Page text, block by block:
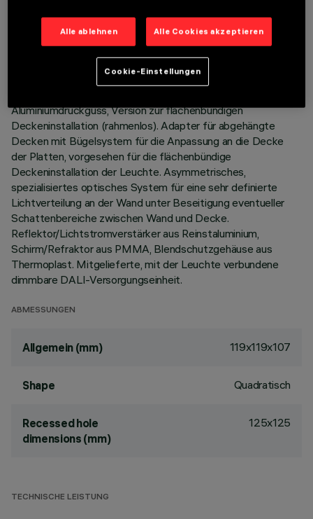
Lampe Neutral White. System zur passiven Wärmeableitung.
Aluminiumdruckguss, Version zur flächenbündigen
Deckeninstallation (rahmenlos). Adapter für abgehängte
Decken mit Bügelsystem für die Anpassung an die Decke
der Platten, vorgesehen für die flächenbündige
Deckeninstallation der Leuchte. Asymmetrisches,
spezialisiertes optisches System für eine sehr definierte
Lichtverteilung an der Wand unter Beseitigung eventueller
Schattenbereiche zwischen Wand und Decke.
Reflektor/Lichtstromverstärker aus Reinstaluminium,
Schirm/Refraktor aus PMMA, Blendschutzgehäuse aus
Thermoplast. Mitgelieferte, mit der Leuchte verbundene
dimmbare DALI-Versorgungseinheit.
ABMESSUNGEN
Allgemein (mm) 119x119x107
Shape Quadratisch
Recessed hole
dimensions (mm)
125x125
TECHNISCHE LEISTUNG
Alle ablehnen Alle Cookies akzeptieren
Cookie-Einstellungen